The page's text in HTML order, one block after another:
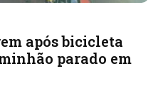
após bicicleta
parado em